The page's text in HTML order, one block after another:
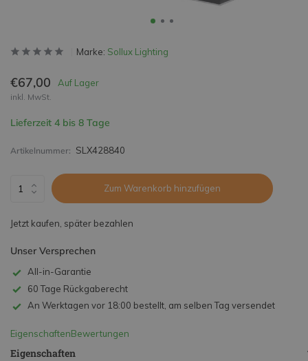
Marke: Sollux Lighting
€67,00 Auf Lager
inkl. MwSt.
Lieferzeit 4 bis 8 Tage
Artikelnummer: SLX428840
Zum Warenkorb hinzufügen
Jetzt kaufen, später bezahlen
Unser Versprechen
All-in-Garantie
60 Tage Rückgaberecht
An Werktagen vor 18:00 bestellt, am selben Tag versendet
EigenschaftenBewertungen
Eigenschaften